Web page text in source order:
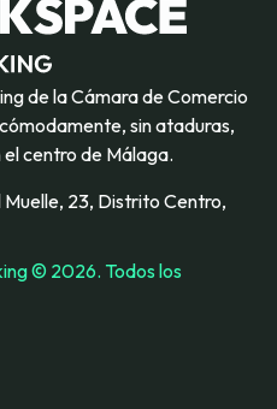
de la Cámara de Comercio
sin ataduras,
centro de Málaga.
23, Distrito Centro,
© 2026. Todos los